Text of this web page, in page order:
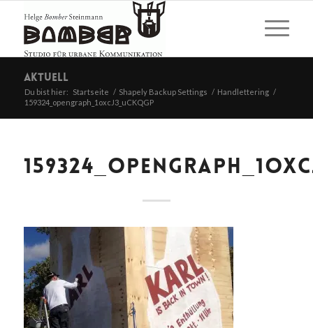
Aktuell
Du bist hier: Startseite / Shapely Backup Settings / Handlettering /
159324_opengraph_1oxcJ3_uCKQGP